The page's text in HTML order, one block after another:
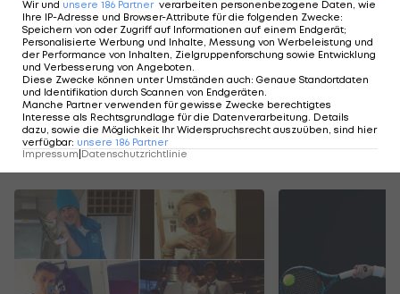
die Hand auf zwei Quotenplätzen. Mario Leitner
und Viktoria Wolffhardt sind aber noch im Rennen.
Bei der EM in Tacen (SLO) kommende Woche
könnten sie ihre Ausgangsposition verbessern.
Mehr zum Thema
Wir und unsere 186 Partner verarbeiten personenbezogene Daten, wie
Ihre IP-Adresse und Browser-Attribute für die folgenden Zwecke:
Speichern von oder Zugriff auf Informationen auf einem Endgerät;
Personalisierte Werbung und Inhalte, Messung von Werbeleistung und
der Performance von Inhalten, Zielgruppenforschung sowie Entwicklung
und Verbesserung von Angeboten.
Diese Zwecke können unter Umständen auch: Genaue Standortdaten
und Identifikation durch Scannen von Endgeräten.
Manche Partner verwenden für gewisse Zwecke berechtigtes
Interesse als Rechtsgrundlage für die Datenverarbeitung. Details
dazu, sowie die Möglichkeit Ihr Widerspruchsrecht auszuüben, sind hier
verfügbar: unsere 186 Partner
Impressum Datenschutzrichtlinie